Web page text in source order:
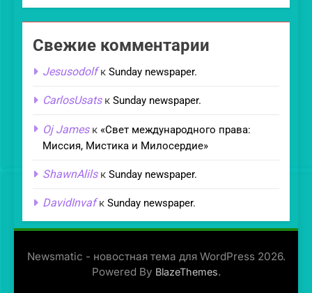
Свежие комментарии
Jesusodolfк Sunday newspaper.
CarlosUsatsк Sunday newspaper.
Oj Jamesк «Свет международного права:
Миссия, Мистика и Милосердие»
ShawnAlilsк Sunday newspaper.
DavidInvafк Sunday newspaper.
Newsmatic - новостная тема для WordPress 2026.
Powered By BlazeThemes.